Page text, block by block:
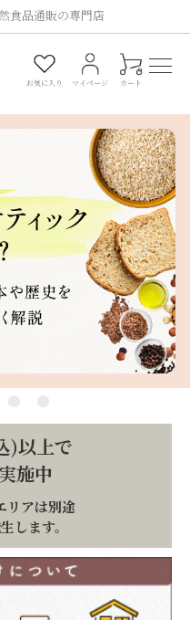
食品通販の専門店
お気に入り マイページ カート
0
)以上で
施中
リアは別途
します。